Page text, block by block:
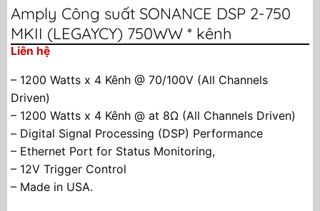
Amply Công suất SONANCE DSP 2-750
MKII (LEGAYCY) 750WW * kênh
Liên hệ
– 1200 Watts x 4 Kênh @ 70/100V (All Channels
Driven)
– 1200 Watts x 4 Kênh @ at 8Ω (All Channels Driven)
– Digital Signal Processing (DSP) Performance
– Ethernet Port for Status Monitoring,
– 12V Trigger Control
– Made in USA.